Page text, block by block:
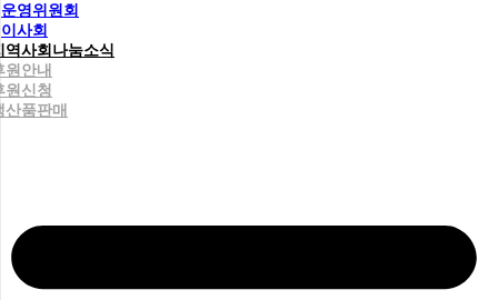
운영위원회
이사회
역사회나눔소식
원안내
원신청
산품판매